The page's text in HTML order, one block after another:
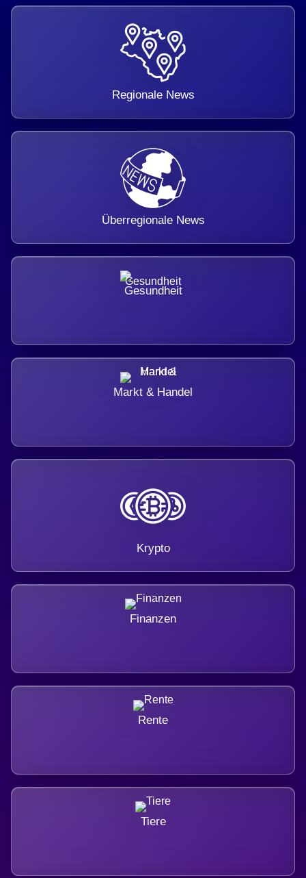
Regionale News
Überregionale News
Gesundheit
Markt & Handel
Krypto
Finanzen
Rente
Tiere